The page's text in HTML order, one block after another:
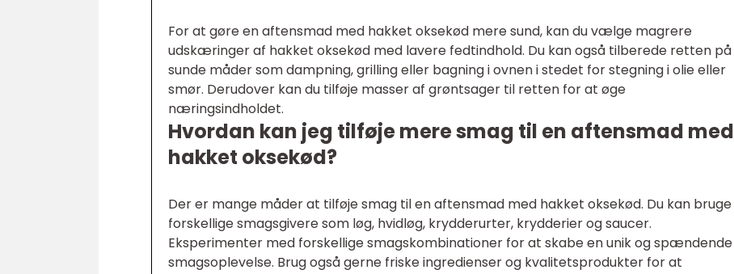
For at gøre en aftensmad med hakket oksekød mere sund, kan du vælge magrere
udskæringer af hakket oksekød med lavere fedtindhold. Du kan også tilberede retten på
sunde måder som dampning, grilling eller bagning i ovnen i stedet for stegning i olie eller
smør. Derudover kan du tilføje masser af grøntsager til retten for at øge
næringsindholdet.
Hvordan kan jeg tilføje mere smag til en aftensmad med
hakket oksekød?
Der er mange måder at tilføje smag til en aftensmad med hakket oksekød. Du kan bruge
forskellige smagsgivere som løg, hvidløg, krydderurter, krydderier og saucer.
Eksperimenter med forskellige smagskombinationer for at skabe en unik og spændende
smagsoplevelse. Brug også gerne friske ingredienser og kvalitetsprodukter for at